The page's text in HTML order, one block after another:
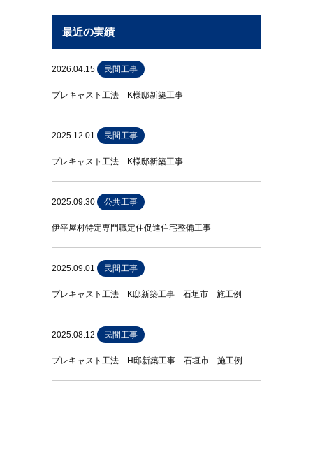
最近の実績
2026.04.15 民間工事
プレキャスト工法 K様邸新築工事
2025.12.01 民間工事
プレキャスト工法 K様邸新築工事
2025.09.30 公共工事
伊平屋村特定専門職定住促進住宅整備工事
2025.09.01 民間工事
プレキャスト工法 K邸新築工事 石垣市 施工例
2025.08.12 民間工事
プレキャスト工法 H邸新築工事 石垣市 施工例